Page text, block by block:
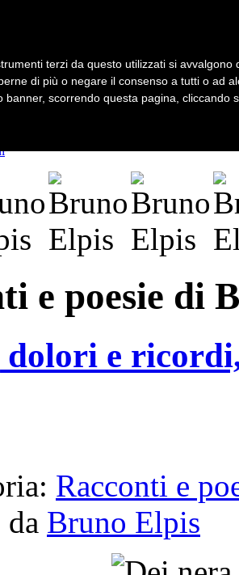
dei delitti
e poesie di
e
Racconti e
Bruno Elpis
terzi da questo utilizzati si
di più o negare il consenso a tutti o ad
banner, scorrendo questa pagina, cliccando